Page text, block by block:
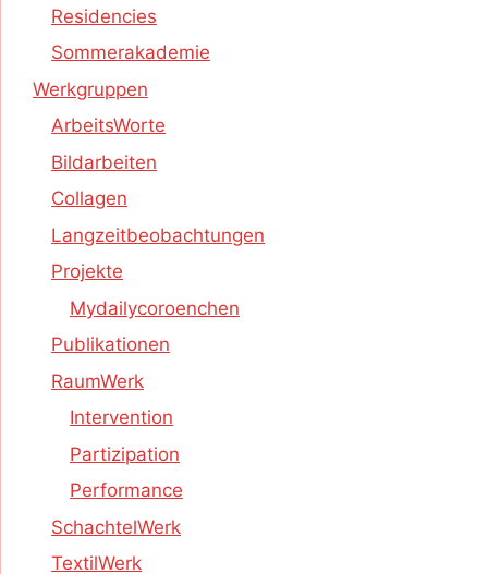
Residencies
Sommerakademie
Werkgruppen
ArbeitsWorte
Bildarbeiten
Collagen
Langzeitbeobachtungen
Projekte
Mydailycoroenchen
Publikationen
RaumWerk
Intervention
Partizipation
Performance
SchachtelWerk
TextilWerk